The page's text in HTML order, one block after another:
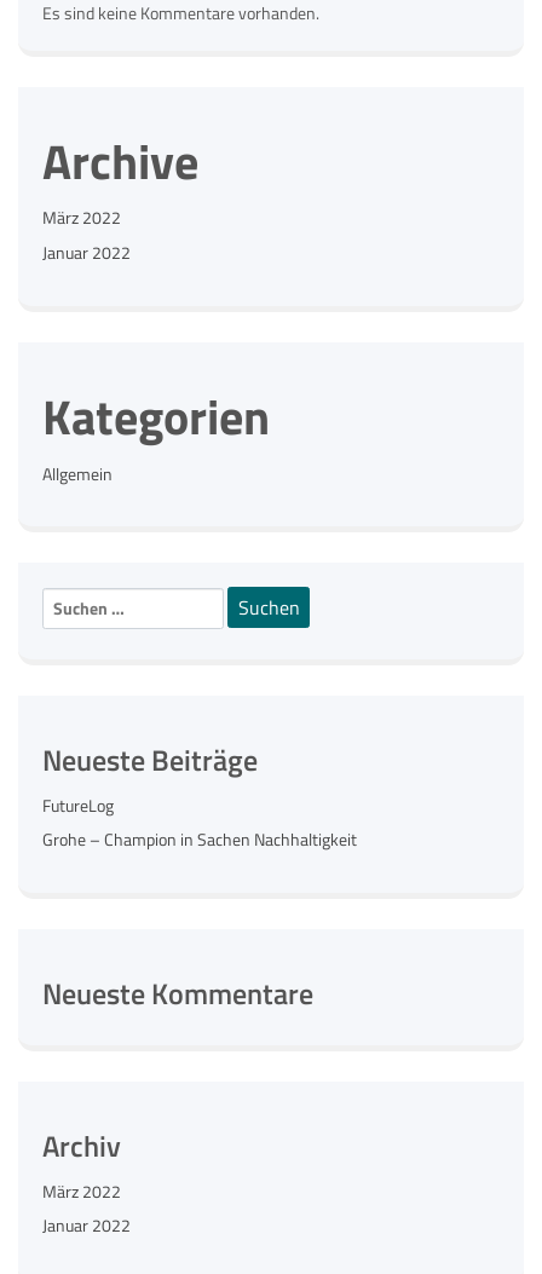
Es sind keine Kommentare vorhanden.
Archive
März 2022
Januar 2022
Kategorien
Allgemein
Suchen
nach:
Neueste Beiträge
FutureLog
Grohe – Champion in Sachen Nachhaltigkeit
Neueste Kommentare
Archiv
März 2022
Januar 2022